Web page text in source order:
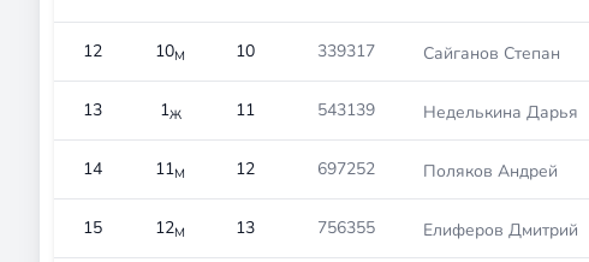
12 10М 10 339317 Сайганов Степан
13 1Ж 11 543139 Неделькина Дарья
14 11М 12 697252 Поляков Андрей
15 12М 13 756355 Елиферов Дмитрий